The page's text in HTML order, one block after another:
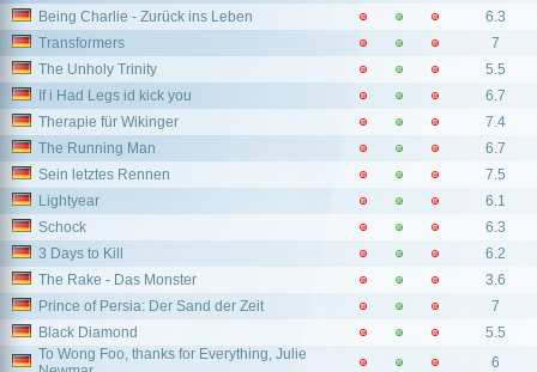
Being Charlie - Zurück ins Leben
6.3
Transformers
7
The Unholy Trinity
5.5
If i Had Legs id kick you
6.7
Therapie für Wikinger
7.4
The Running Man
6.7
Sein letztes Rennen
7.5
Lightyear
6.1
Schock
6.3
3 Days to Kill
6.2
The Rake - Das Monster
3.6
Prince of Persia: Der Sand der Zeit
7
Black Diamond
5.5
To Wong Foo, thanks for Everything, Julie
6